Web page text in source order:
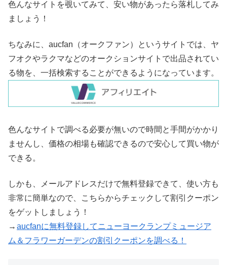
色んなサイトを覗いてみて、安い物があったら落札してみ
ましょう！
ちなみに、aucfan（オークファン）というサイトでは、ヤ
フオクやラクマなどのオークションサイトで出品されてい
る物を、一括検索することができるようになっています。
色んなサイトで調べる必要が無いので時間と手間がかかり
ませんし、価格の相場も確認できるので安心して買い物が
できる。
しかも、メールアドレスだけで無料登録できて、使い方も
非常に簡単なので、こちらからチェックして割引クーポン
をゲットしましょう！
→ aucfanに無料登録してニューヨークランプミュージア
ム＆フラワーガーデンの割引クーポンを調べる！